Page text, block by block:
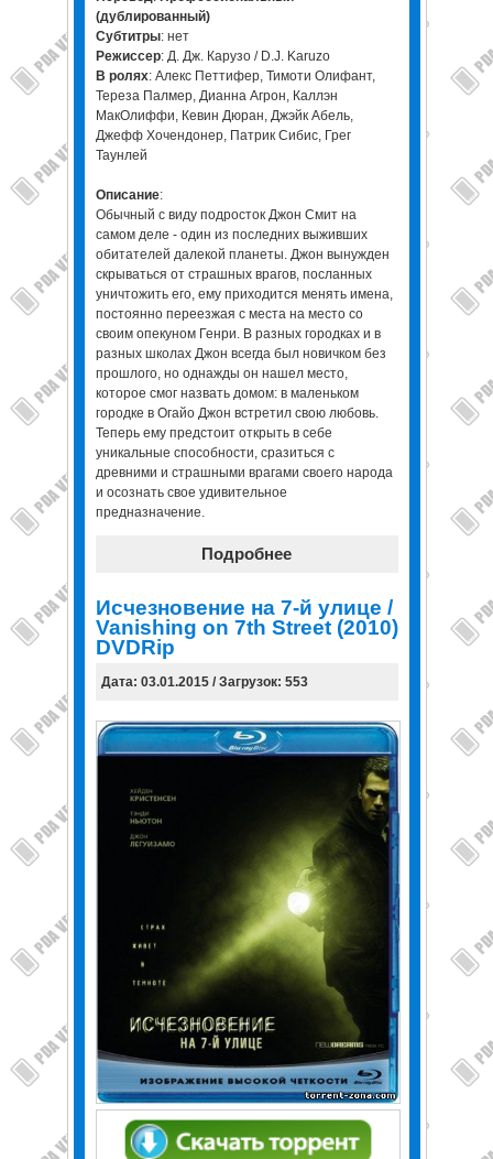
(дублированный)
Cубтитры: нет
Режиссер: Д. Дж. Карузо / D.J. Karuzo
В ролях: Алекс Петтифер, Тимоти Олифант,
Тереза Палмер, Дианна Агрон, Каллэн
МакОлиффи, Кевин Дюран, Джэйк Абель,
Джефф Хочендонер, Патрик Сибис, Грег
Таунлей
Описание:
Обычный с виду подросток Джон Смит на
самом деле - один из последних выживших
обитателей далекой планеты. Джон вынужден
скрываться от страшных врагов, посланных
уничтожить его, ему приходится менять имена,
постоянно переезжая с места на место со
своим опекуном Генри. В разных городках и в
разных школах Джон всегда был новичком без
прошлого, но однажды он нашел место,
которое смог назвать домом: в маленьком
городке в Огайо Джон встретил свою любовь.
Теперь ему предстоит открыть в себе
уникальные способности, сразиться с
древними и страшными врагами своего народа
и осознать свое удивительное
предназначение.
Подробнее
Исчезновение на 7-й улице /
Vanishing on 7th Street (2010)
DVDRip
Дата: 03.01.2015 / Загрузок: 553